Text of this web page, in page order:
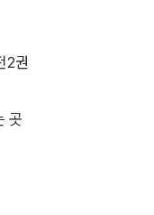
2권
곳